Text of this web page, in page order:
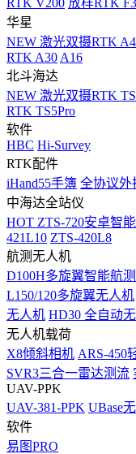
RTK V200 放样RTK
华星
NEW 激光双摄RTK
RTK A30 A16
北斗海达
NEW 激光双摄RTK
RTK TS5Pro
软件
HBC Hi-Survey
RTK配件
iHand55手簿 全协议外
中海达全站仪
HOT ZTS-720安卓智
421L10 ZTS-420L8
航测无人机
D100H多旋翼智能航
L150/120多旋翼无人机
无人机 HD30 全自动
无人机载荷
X8倾斜相机 ARS-450
SVR3三合一雷达测流
UAV-PPK
UAV-381-PPK UBase
软件
易图PRO